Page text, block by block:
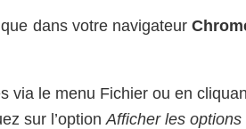
dans votre navigateur
via le menu Fichier ou en
sur l’option Afficher les options